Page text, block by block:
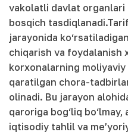
vakolatli davlat organlari
bosqich
jarayonida
chiqarish va foydalanish
korxonalarning
qaratilgan chora-
olinadi. Bu jarayon
qaroriga bog‘liq
iqtisodiy tahlil va